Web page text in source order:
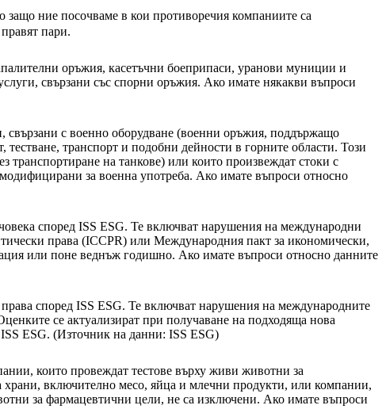
защо ние посочваме в кои противоречия компаниите са
пари.
оръжия, касетъчни боеприпаси, уранови муниции и
свързани със спорни оръжия. Ако имате някакви въпроси
свързани с военно оборудване (военни оръжия, поддържащо
транспорт и подобни дейности в горните области. Този
транспортиране на танкове) или които произвеждат стоки с
за военна употреба. Ако имате въпроси относно
според ISS ESG. Те включват нарушения на международни
права (ICCPR) или Международния пакт за икономически,
или поне веднъж годишно. Ако имате въпроси относно данните
според ISS ESG. Те включват нарушения на международните
се актуализират при получаване на подходяща нова
ESG. (Източник на данни: ISS ESG)
които провеждат тестове върху живи животни за
храни, включително месо, яйца и млечни продукти, или компании,
за фармацевтични цели, не са изключени. Ако имате въпроси